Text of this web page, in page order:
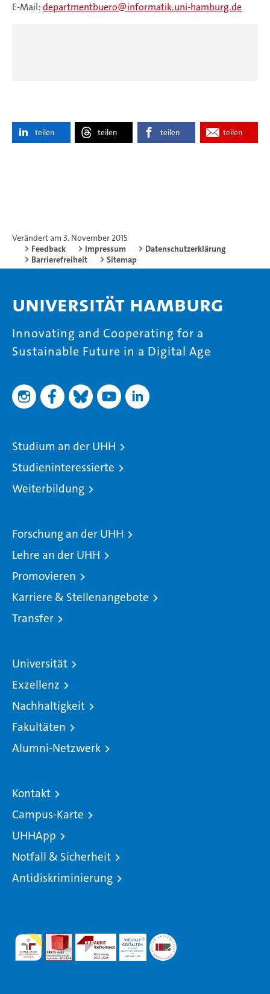
E-Mail:departmentbuero informatik.uni-hamburg.de
teilen teilen teilen teilen
Verändert am 3. November 2015
Feedback
Impressum
Datenschutzerklärung
Barrierefreiheit
Sitemap
Universität Hamburg
Innovating and Cooperating for a
Sustainable Future in a Digital Age
Studium an der UHH
Studieninteressierte
Weiterbildung
Forschung an der UHH
Lehre an der UHH
Promovieren
Karriere & Stellenangebote
Transfer
Universität
Exzellenz
Nachhaltigkeit
Fakultäten
Alumni-Netzwerk
Kontakt
Campus-Karte
UHHApp
Notfall & Sicherheit
Antidiskriminierung